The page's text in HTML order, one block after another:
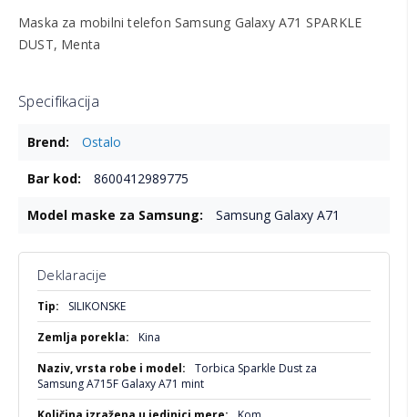
Maska za mobilni telefon Samsung Galaxy A71 SPARKLE
DUST, Menta
Specifikacija
informacijaOstalo
8600412989775
Samsung Galaxy A71
Deklaracije
Više
informacija
SILIKONSKE
Kina
Torbica Sparkle Dust za
Samsung A715F Galaxy A71 mint